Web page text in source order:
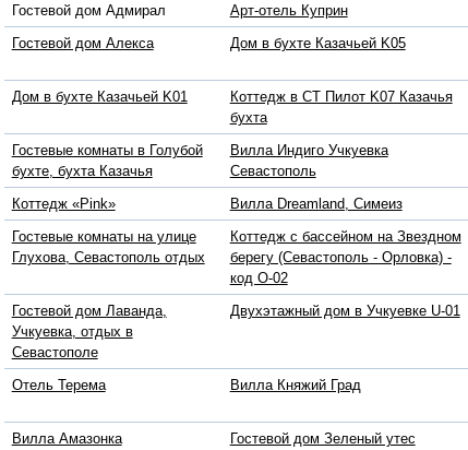
Гостевой дом Адмирал
Арт-отель Куприн
Гостевой дом Алекса
Дом в бухте Казачьей K05
Дом в бухте Казачьей K01
Коттедж в СТ Пилот K07 Казачья
бухта
Гостевые комнаты в Голубой
бухте, бухта Казачья
Вилла Индиго Учкуевка
Севастополь
Коттедж «Pink»
Вилла Dreamland, Симеиз
Гостевые комнаты на улице
Глухова, Севастополь отдых
Коттедж с бассейном на Звездном
берегу (Севастополь - Орловка) -
код O-02
Гостевой дом Лаванда,
Учкуевка, отдых в
Севастополе
Двухэтажный дом в Учкуевке U-01
Отель Терема Вилла Княжий Град
Вилла Амазонка Гостевой дом Зеленый утес